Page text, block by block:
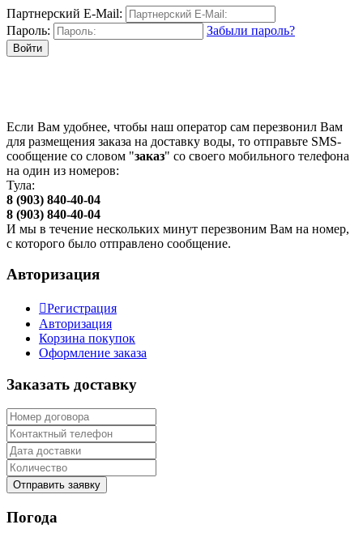
Партнерский E-Mail:
Пароль:
Забыли пароль?
Если Вам удобнее, чтобы наш оператор сам перезвонил Вам
для размещения заказа на доставку воды, то отправьте SMS-
сообщение со словом "заказ" со своего мобильного телефона
на один из номеров:
Тула:
8 (903) 840-40-04
8 (903) 840-40-04
И мы в течение нескольких минут перезвоним Вам на номер,
с которого было отправлено сообщение.
Авторизация
Регистрация
Авторизация
Корзина покупок
Оформление заказа
Заказать доставку
Отправить заявку
Погода